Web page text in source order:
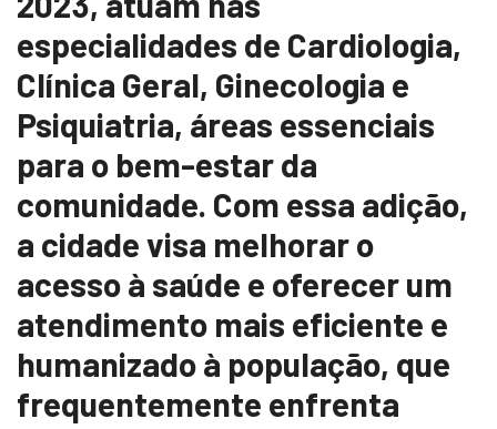
especialidades de Cardiologia,
Clínica Geral, Ginecologia e
Psiquiatria, áreas essenciais
para o bem-estar da
comunidade. Com essa adição,
a cidade visa melhorar o
acesso à saúde e oferecer um
atendimento mais eficiente e
humanizado à população, que
frequentemente enfrenta